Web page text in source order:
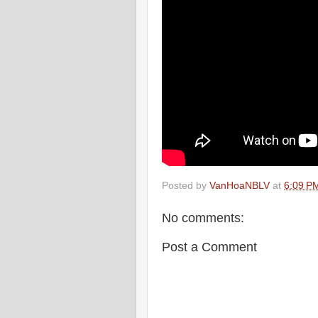
Posted by VanHoaNBLV at 6:09
No comments:
Post a Comment